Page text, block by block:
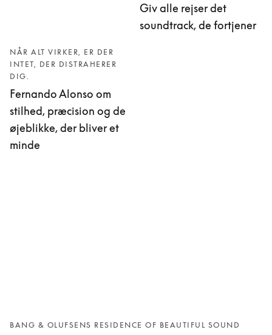
NÅR ALT VIRKER, ER DER
INTET, DER DISTRAHERER
DIG.
Fernando Alonso om
stilhed, præcision og de
øjeblikke, der bliver et
minde
Giv alle rejser det
soundtrack, de fortjener
BANG & OLUFSENS RESIDENCE OF BEAUTIFUL SOUND